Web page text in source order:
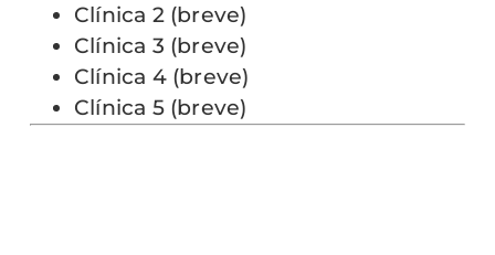
Clínica 2 (breve)
Clínica 3 (breve)
Clínica 4 (breve)
Clínica 5 (breve)